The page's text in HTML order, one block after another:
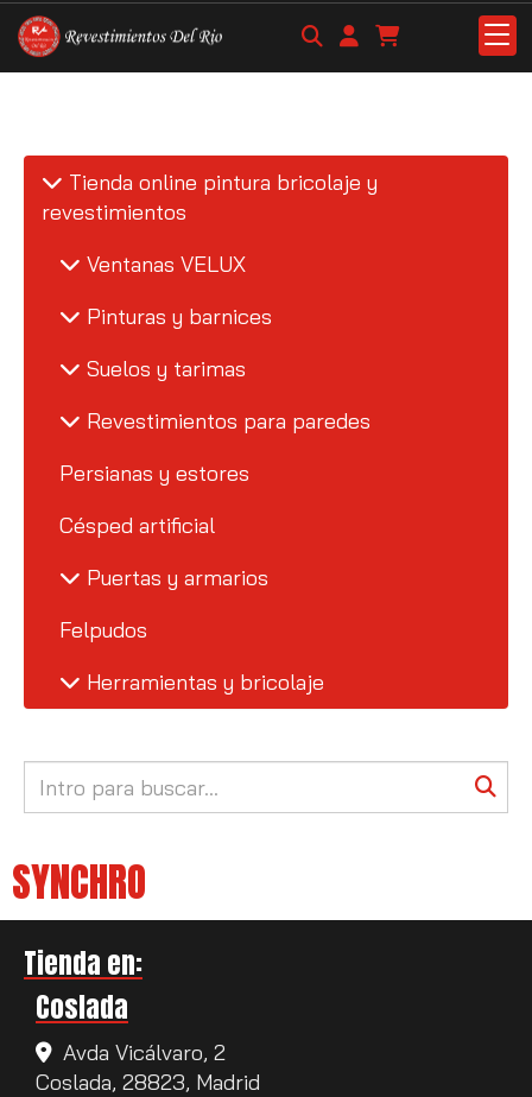
Tienda online pintura bricolaje y
revestimientos
Ventanas VELUX
Pinturas y barnices
Suelos y tarimas
Revestimientos para paredes
Persianas y estores
Césped artificial
Puertas y armarios
Felpudos
Herramientas y bricolaje
SYNCHRO
Tienda en:
Coslada
Avda Vicálvaro, 2
Coslada, 28823, Madrid